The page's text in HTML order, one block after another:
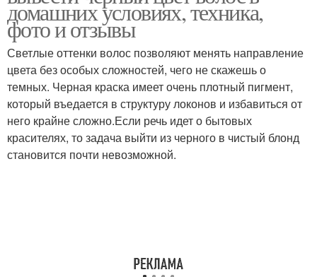
домашних условиях, техника,
фото и отзывы
Светлые оттенки волос позволяют менять направление
цвета без особых сложностей, чего не скажешь о
темных. Черная краска имеет очень плотный пигмент,
который въедается в структуру локонов и избавиться от
него крайне сложно.Если речь идет о бытовых
красителях, то задача выйти из черного в чистый блонд
становится почти невозможной.